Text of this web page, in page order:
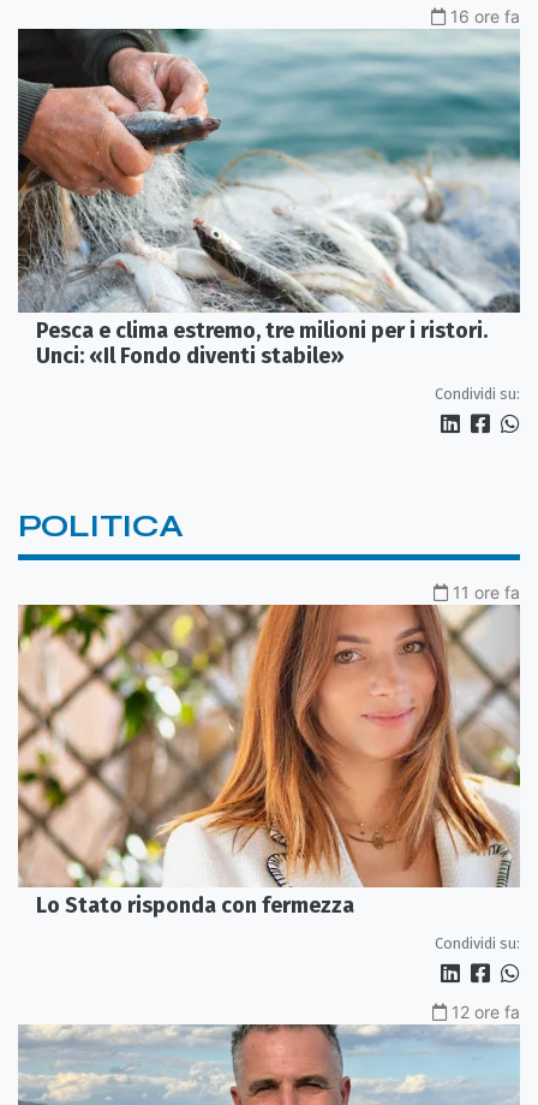
16 ore fa
Pesca e clima estremo, tre milioni per i ristori.
Unci: «Il Fondo diventi stabile»
Condividi su:
POLITICA
11 ore fa
Lo Stato risponda con fermezza
Condividi su:
12 ore fa